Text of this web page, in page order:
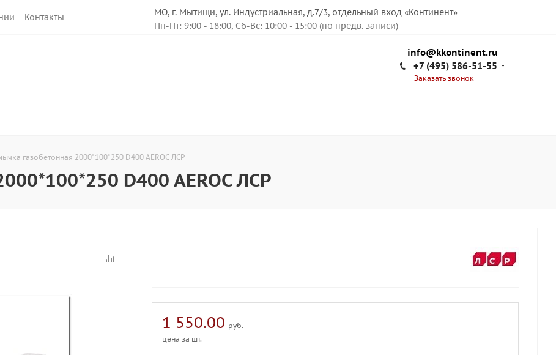
Контакты
МО, г. Мытищи, ул. Индустриальная, д.7/3, отдельный вход «Континент»
Пн-Пт: 9:00 - 18:00, Сб-Вс: 10:00 - 15:00 (по предв. записи)
info@kkontinent.ru
+7 (495) 586-51-55
Заказать звонок
газобетонная 2000*100*250 D400 AEROC ЛСР
D400 AEROC ЛСР
1 550.00 руб.
цена за шт.